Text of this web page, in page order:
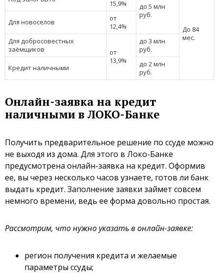
15,9%
до 5 млн
руб.
До 84
мес.
Для новоселов
от
12,4%
Для добросовестных
заёмщиков
от
13,9%
до 3 млн
руб.
Кредит наличными
до 2 млн
руб.
Онлайн-заявка на кредит
наличными в ЛОКО-Банке
Получить предварительное решение по ссуде можно
не выходя из дома. Для этого в Локо-Банке
предусмотрена онлайн-заявка на кредит. Оформив
ее, вы через несколько часов узнаете, готов ли банк
выдать кредит. Заполнение заявки займет совсем
немного времени, ведь ее форма довольно простая.
Рассмотрим, что нужно указать в онлайн-заявке:
регион получения кредита и желаемые
параметры ссуды;